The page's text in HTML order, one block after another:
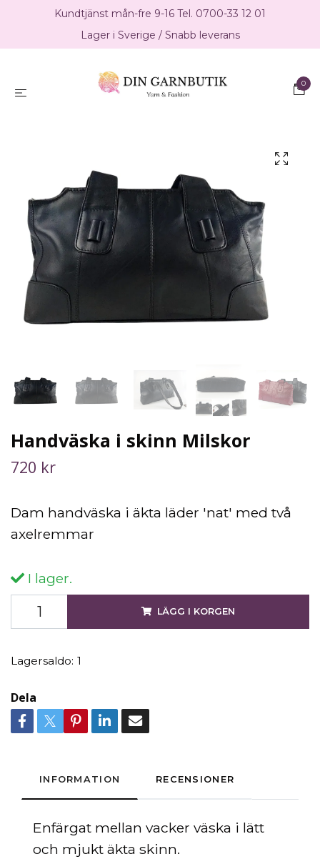
Kundtjänst mån-fre 9-16 Tel. 0700-33 12 01
Lager i Sverige / Snabb leverans
0
Handväska i skinn Milskor
720 kr
Dam handväska i äkta läder 'nat' med två
axelremmar
I lager.
LÄGG I KORGEN
Lagersaldo: 1
Dela
INFORMATION RECENSIONER
Enfärgat mellan vacker väska i lätt
och mjukt äkta skinn.